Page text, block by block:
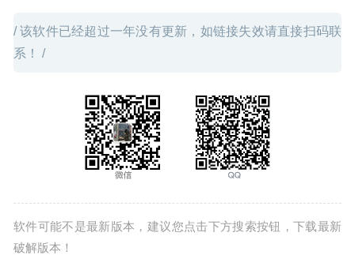
/ 该软件已经超过一年没有更新，如链接失效请直接扫码联
系！ /
软件可能不是最新版本，建议您点击下方搜索按钮，下载最新
破解版本！